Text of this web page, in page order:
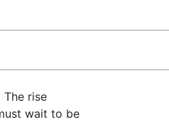
rise
wait to be